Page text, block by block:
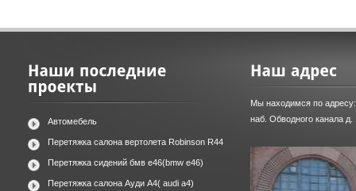
Автомебель
Перетяжка салона вертолета Robinson R44
Перетяжка сидений бмв е46(bmw e46)
Перетяжка салона Ауди А4( audi a4)
Мы находимся по адресу:
наб. Обводного канала